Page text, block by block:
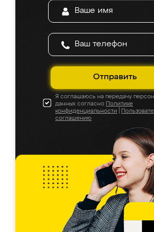
Отправить
Я соглашаюсь на передачу
данных согласно Политике
конфиденциальности
соглашению